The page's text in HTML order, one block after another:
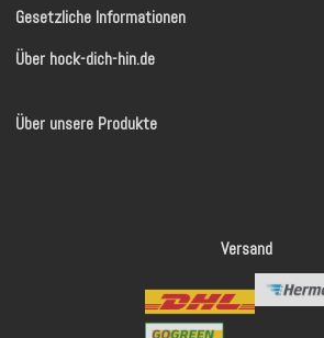
Gesetzliche Informationen
Über hock-dich-hin.de
Über unsere Produkte
Versand